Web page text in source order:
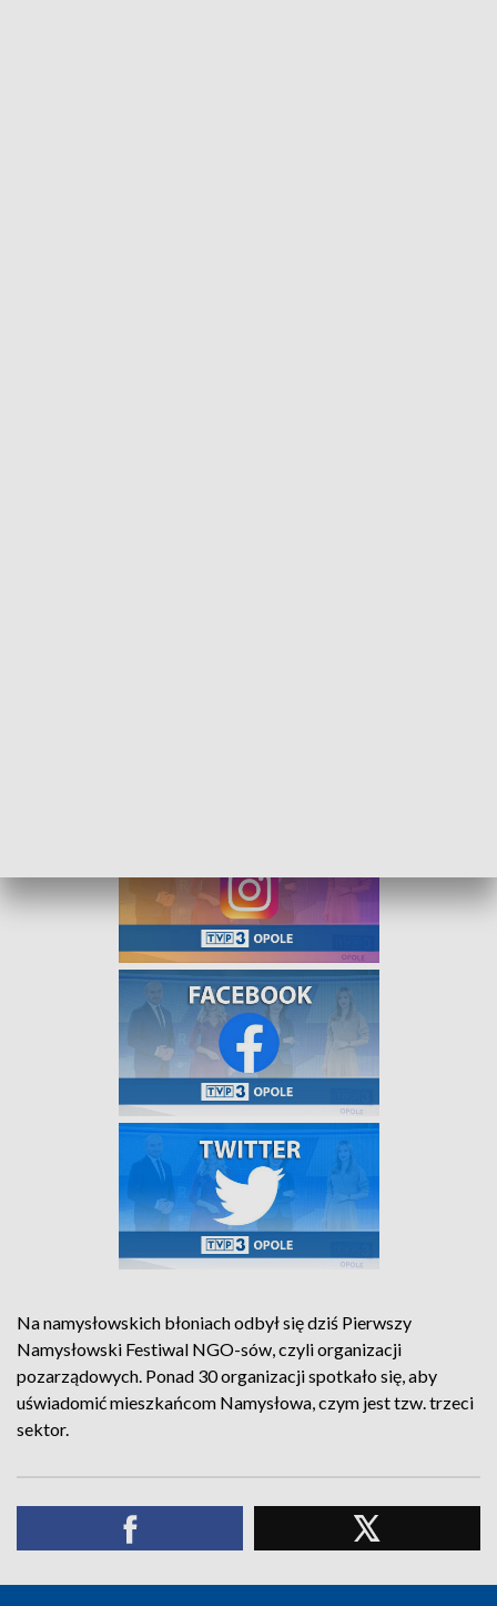
Na namysłowskich błoniach odbył się dziś Pierwszy
Namysłowski Festiwal NGO-sów, czyli organizacji
pozarządowych. Ponad 30 organizacji spotkało się, aby
uświadomić mieszkańcom Namysłowa, czym jest tzw. trzeci
sektor.